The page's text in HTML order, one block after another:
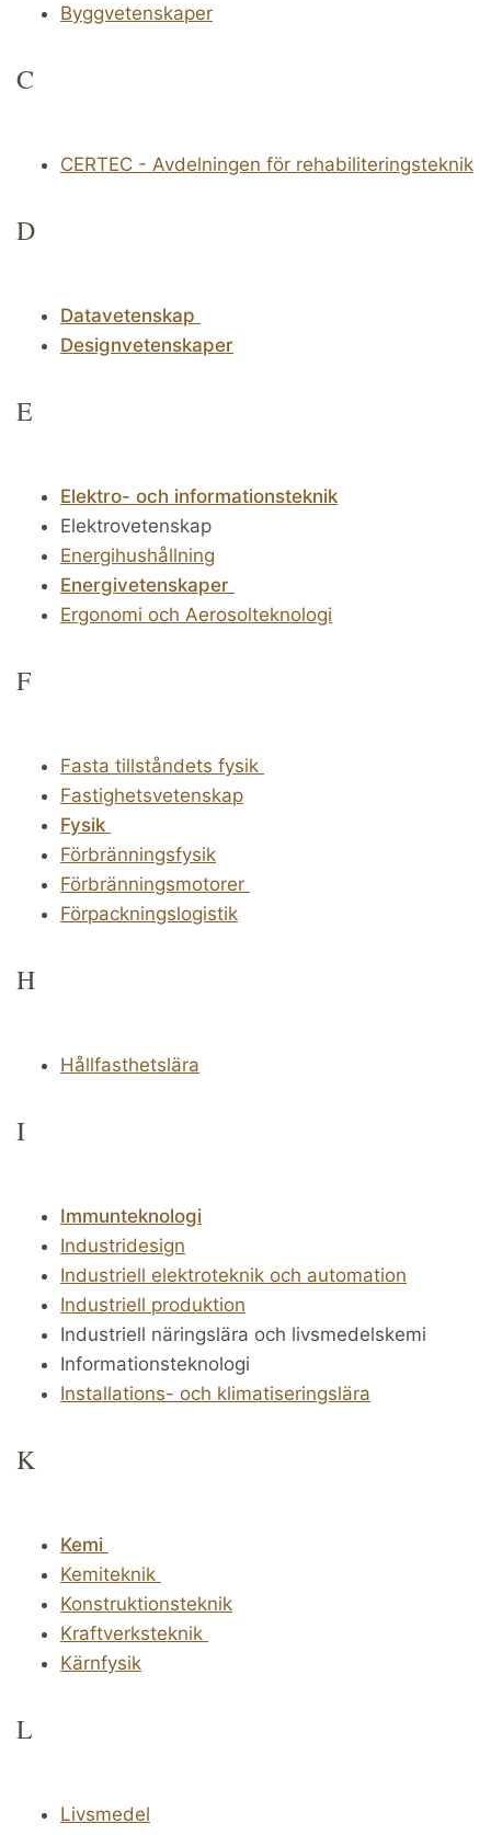
Byggvetenskaper
C
CERTEC - Avdelningen för rehabiliteringsteknik
D
Datavetenskap
Designvetenskaper
E
Elektro- och informationsteknik
Elektrovetenskap
Energihushållning
Energivetenskaper
Ergonomi och Aerosolteknologi
F
Fasta tillståndets fysik
Fastighetsvetenskap
Fysik
Förbränningsfysik
Förbränningsmotorer
Förpackningslogistik
H
Hållfasthetslära
I
Immunteknologi
Industridesign
Industriell elektroteknik och automation
Industriell produktion
Industriell näringslära och livsmedelskemi
Informationsteknologi
Installations- och klimatiseringslära
K
Kemi
Kemiteknik
Konstruktionsteknik
Kraftverksteknik
Kärnfysik
L
Livsmedel